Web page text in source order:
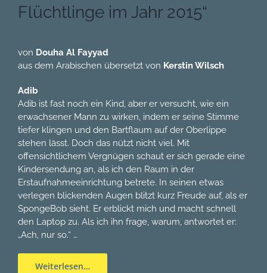
Flüchtlinge im Jahr 2015“
von Douha Al Fayyad
aus dem Arabischen übersetzt von Kerstin Wilsch
Adib
Adib ist fast noch ein Kind, aber er versucht, wie ein
erwachsener Mann zu wirken, indem er seine Stimme
tiefer klingen und den Bartflaum auf der Oberlippe
stehen lässt. Doch das nützt nicht viel. Mit
offensichtlichem Vergnügen schaut er sich gerade eine
Kindersendung an, als ich den Raum in der
Erstaufnahmeeinrichtung betrete. In seinen etwas
verlegen blickenden Augen blitzt kurz Freude auf, als er
SpongeBob sieht. Er erblickt mich und macht schnell
den Laptop zu. Als ich ihn frage, warum, antwortet er:
„Ach, nur so.“ …
Weiterlesen…